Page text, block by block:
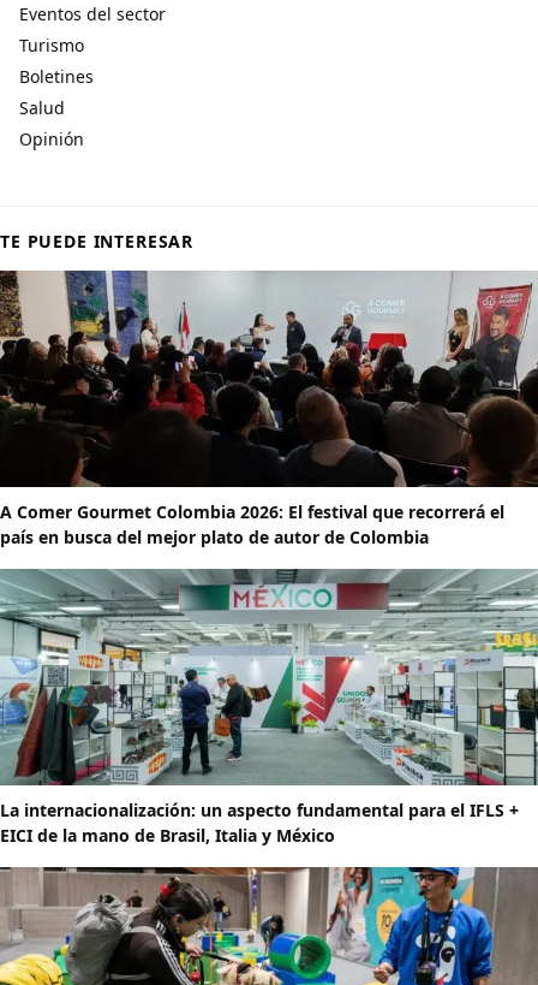
Eventos del sector
Turismo
Boletines
Salud
Opinión
TE PUEDE INTERESAR
A Comer Gourmet Colombia 2026: El festival que recorrerá el
país en busca del mejor plato de autor de Colombia
La internacionalización: un aspecto fundamental para el IFLS +
EICI de la mano de Brasil, Italia y México